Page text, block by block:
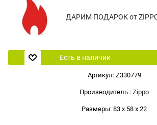
ДАРИМ ПОДАРОК от ZIPPO
Есть в наличии
Артикул: Z330779
Производитель : Zippo
Размеры: 83 x 58 x 22